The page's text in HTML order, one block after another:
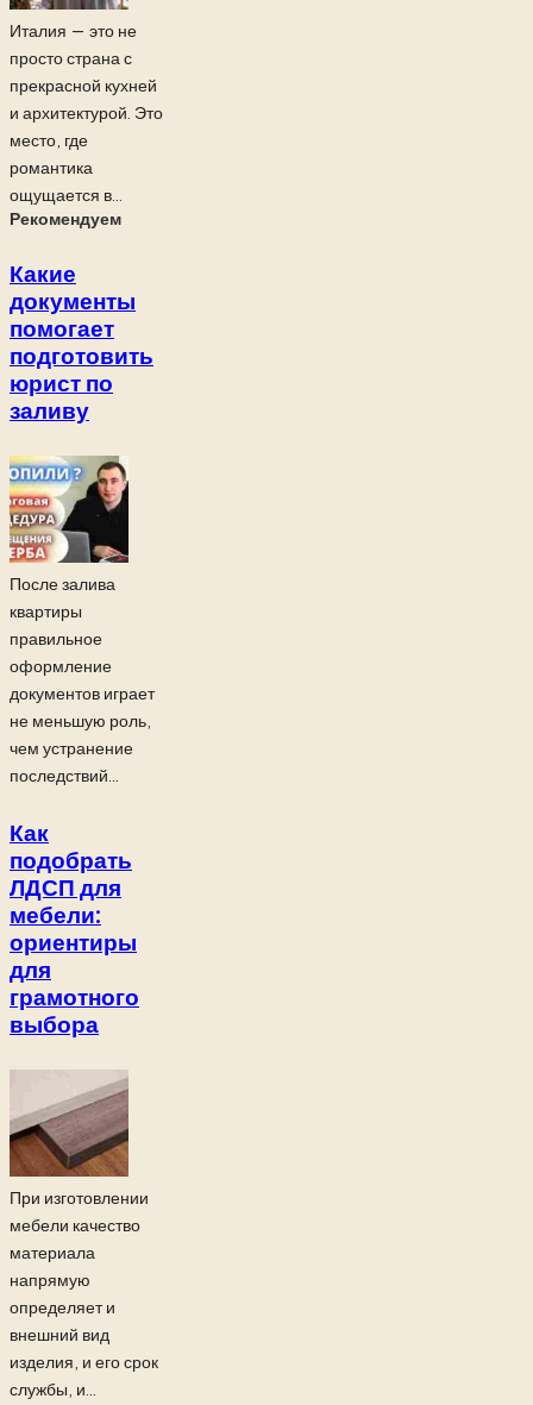
Италия — это не
просто страна с
прекрасной кухней
и архитектурой. Это
место, где
романтика
ощущается в...
Рекомендуем
Какие
документы
помогает
подготовить
юрист по
заливу
После залива
квартиры
правильное
оформление
документов играет
не меньшую роль,
чем устранение
последствий...
Как
подобрать
ЛДСП для
мебели:
ориентиры
для
грамотного
выбора
При изготовлении
мебели качество
материала
напрямую
определяет и
внешний вид
изделия, и его срок
службы, и...